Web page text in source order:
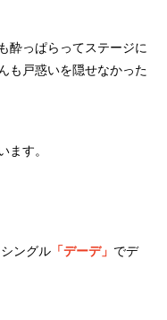
酔っぱらってステージに
も戸惑いを隠せなかった
ます。
ングル 「デーデ」 でデ